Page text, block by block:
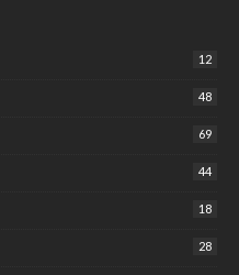
12
48
69
44
18
28